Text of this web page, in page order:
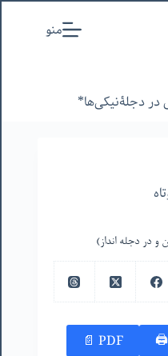
منو
در‌ دجلۀنیکی‌ها*
و در دجله انداز)
PDF 📄